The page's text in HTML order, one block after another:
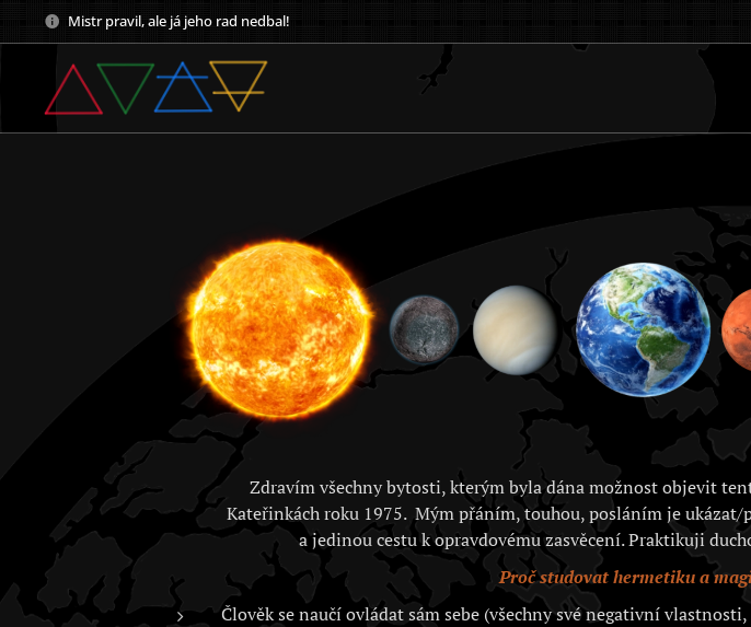
Mistr pravil, ale já jeho rad nedbal!
Zdravím všechny bytosti, kterým byla dána možnost objevit
Kateřinkách roku 1975. Mým přáním, touhou, posláním je
a jedinou cestu k opravdovému zasvěcení. Praktikuji
Proč studovat hermetiku a
Člověk se naučí ovládat sám sebe (všechny své negativní